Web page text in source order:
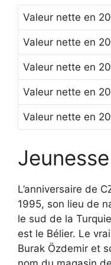
Valeur nette en
Valeur nette en
Valeur nette en
Valeur nette en
Valeur nette en
Jeunesse
L’anniversaire de
1995, son lieu de
le sud de la
est le Bélier. Le
Burak Özdemir et